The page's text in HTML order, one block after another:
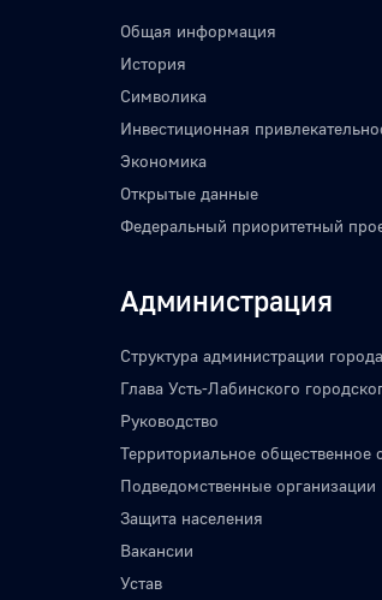
Общая информация
История
Символика
Инвестиционная
Экономика
Открытые данные
Федеральный приоритетный
Администрация
Структура администрации города
Глава Усть-Лабинского
Руководство
Территориальное
Подведомственные организации
Защита населения
Вакансии
Устав